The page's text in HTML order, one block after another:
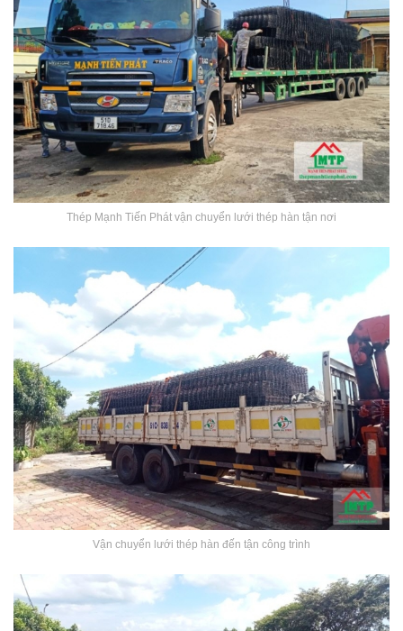
Thép Mạnh Tiến Phát vận chuyển lưới thép hàn tận nơi
Vận chuyển lưới thép hàn đến tận công trình